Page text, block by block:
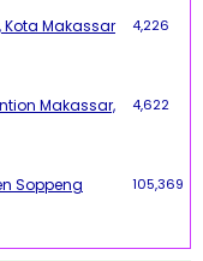
Makassar 4,226
Makassar,
4,622
Soppeng 105,369